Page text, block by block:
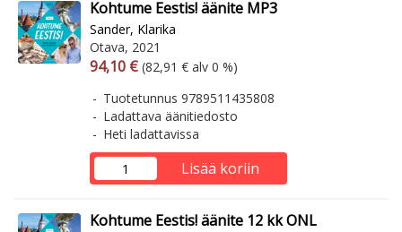
Kohtume Eestis! äänite MP3
Sander, Klarika
Otava, 2021
Arvonlisäverollinen hinta
94,10 € Arvonlisäveroton hinta
(82,91 € alv 0 %)
Tuotetunnus 9789511435808
Ladattava äänitiedosto
Heti ladattavissa
Lisää koriin
Kohtume Eestis! äänite 12 kk ONL